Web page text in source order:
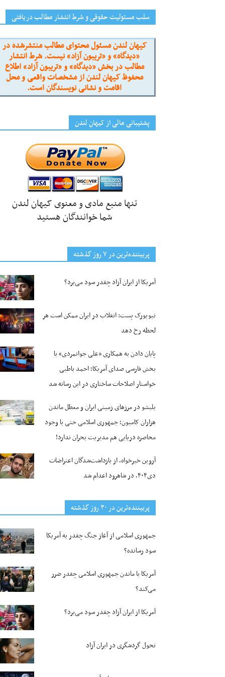
سلب مسئولیت حقوقی و شرط انتشار مطالب دریافتی
کیهان لندن مسئول محتوای مطالب منتشرشده در
«دیدگاه» و «تریبون آزاد» نیست. شرط انتشار
مطالب در بخش «دیدگاه» و «تریبون آزاد» اطلاع
محفوظ کیهان لندن از مشخصات واقعی و محل
اقامت و نشانی نویسندگان است.
پشتیبانی مالی از کیهانِ لندن
تنها منبع مادی و معنوی کیهان لندن
شما خوانندگان هستید
پربیننده‌ترین‌ در ۷ روز گذشته
آمریکا از ایران آزاد چقدر سود می‌برد؟
نیویورک پست: انقلاب در ایران ممکن است هر
لحظه رخ دهد
پایان دادن به همکاری «علی جوانمردی» با
بخش فارسی صدای آمریکا؛ احمد باطبی
خواستار اصلاحات ساختاری در این رسانه شد
بلبشو در مرزهای زمینی ایران و معطل ماندن
هزاران کامیون؛ جمهوری اسلامی حتی با وجود
محاصره دریایی هم مدیریت بحران ندارد!
آروین خیرخواه، از بازداشت‌شدگان اعتراضات
دی۴۰۴، در شاهرود اعدام شد
پربیننده‌ترین‌ در ۳۰ روز گذشته
جمهوری اسلامی از آغاز جنگ چقدر به آمریکا
سود رسانده؟
آمریکا با ماندن جمهوری اسلامی چقدر ضرر
می‌کند؟
آمریکا از ایران آزاد چقدر سود می‌برد؟
تحول گردشگری در ایران آزاد